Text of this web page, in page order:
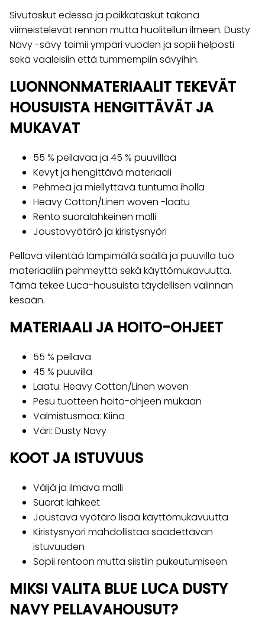
Sivutaskut edessä ja paikkataskut takana
viimeistelevät rennon mutta huolitellun ilmeen. Dusty
Navy -sävy toimii ympäri vuoden ja sopii helposti
sekä vaaleisiin että tummempiin sävyihin.
LUONNONMATERIAALIT TEKEVÄT
HOUSUISTA HENGITTÄVÄT JA
MUKAVAT
55 % pellavaa ja 45 % puuvillaa
Kevyt ja hengittävä materiaali
Pehmeä ja miellyttävä tuntuma iholla
Heavy Cotton/Linen woven -laatu
Rento suoralahkeinen malli
Joustovyötärö ja kiristysnyöri
Pellava viilentää lämpimällä säällä ja puuvilla tuo
materiaaliin pehmeyttä sekä käyttömukavuutta.
Tämä tekee Luca-housuista täydellisen valinnan
kesään.
MATERIAALI JA HOITO-OHJEET
55 % pellava
45 % puuvilla
Laatu: Heavy Cotton/Linen woven
Pesu tuotteen hoito-ohjeen mukaan
Valmistusmaa: Kiina
Väri: Dusty Navy
KOOT JA ISTUVUUS
Väljä ja ilmava malli
Suorat lahkeet
Joustava vyötärö lisää käyttömukavuutta
Kiristysnyöri mahdollistaa säädettävän
istuvuuden
Sopii rentoon mutta siistiin pukeutumiseen
MIKSI VALITA BLUE LUCA DUSTY
NAVY PELLAVAHOUSUT?